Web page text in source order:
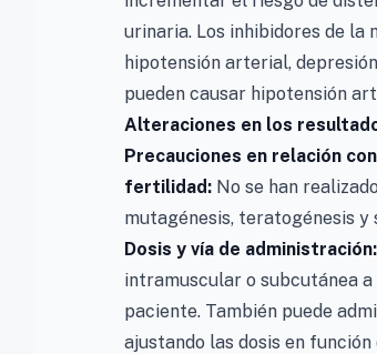
urinaria. Los inhibidores de la
hipotensión arterial,
pueden causar hipotensión
Alteraciones en los
Precauciones en relación
fertilidad: No se han
mutagénesis, teratogénesis
Dosis y vía de administración:
intramuscular o subcutánea a
paciente. También puede
ajustando las dosis en